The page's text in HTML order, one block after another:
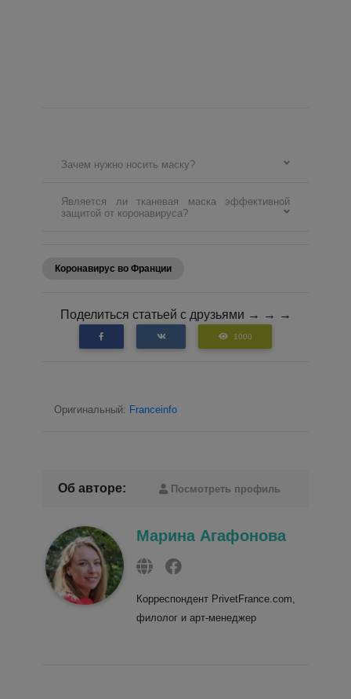
Зачем нужно носить маску?
Является ли тканевая маска эффективной
защитой от коронавируса?
Коронавирус во Франции
Поделиться статьей с друзьями → → →
1000
Оригинальный: Franceinfo
Об авторе: Посмотреть профиль
Марина Агафонова
Корреспондент PrivetFrance.com,
филолог и арт-менеджер